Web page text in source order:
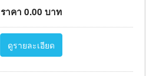
ราคา 0.00 บาท
ดูรายละเอียด